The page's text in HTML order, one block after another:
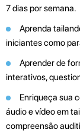
7 dias por semana.
Aprenda
iniciantes como
Aprender de
interativos,
Enriqueça sua
áudio e vídeo em
compreensão